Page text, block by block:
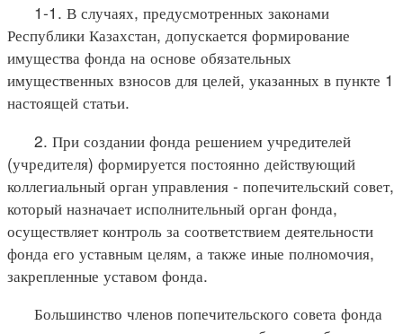
1-1. В случаях, предусмотренных законами
Республики Казахстан, допускается формирование
имущества фонда на основе обязательных
имущественных взносов для целей, указанных в пункте 1
настоящей статьи.
2. При создании фонда решением учредителей
(учредителя) формируется постоянно действующий
коллегиальный орган управления - попечительский совет,
который назначает исполнительный орган фонда,
осуществляет контроль за соответствием деятельности
фонда его уставным целям, а также иные полномочия,
закрепленные уставом фонда.
Большинство членов попечительского совета фонда